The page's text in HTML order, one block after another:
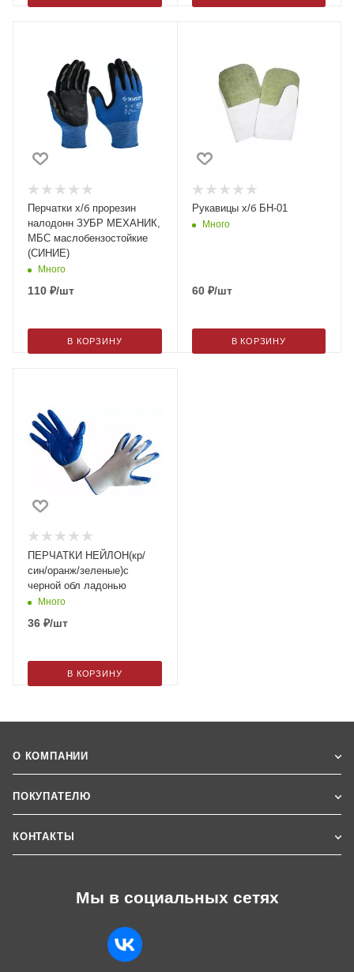
Перчатки х/б прорезин
налодонн ЗУБР МЕХАНИК,
МБС маслобензостойкие
(СИНИЕ)
Много
110 ₽/шт
В КОРЗИНУ
Рукавицы х/б БН-01
Много
60₽/шт
В КОРЗИНУ
ПЕРЧАТКИ НЕЙЛОН(кр/
син/оранж/зеленые)с
черной обл ладонью
Много
36 ₽/шт
В КОРЗИНУ
О КОМПАНИИ
ПОКУПАТЕЛЮ
КОНТАКТЫ
Мы в социальных сетях